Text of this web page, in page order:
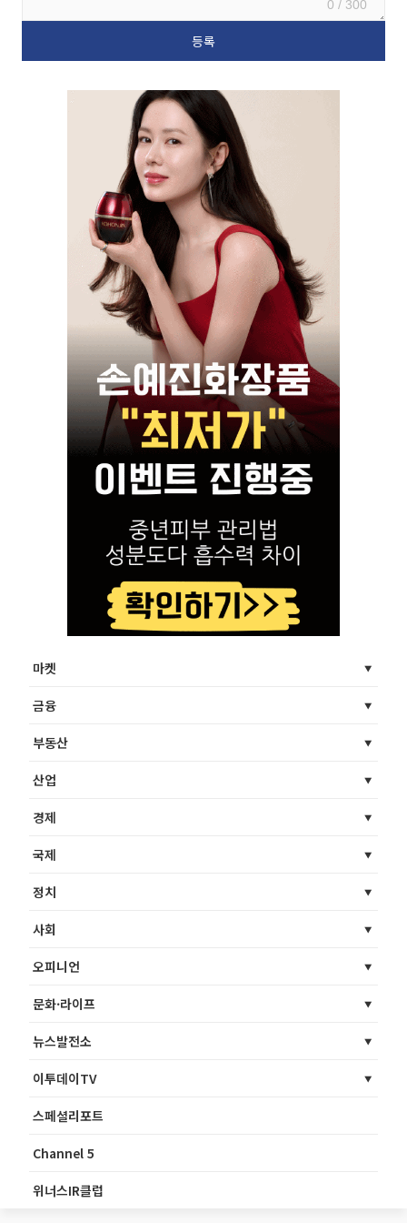
0 / 300
마켓
금융
부동산
산업
경제
국제
정치
사회
오피니언
문화·라이프
뉴스발전소
이투데이TV
스페셜리포트
Channel 5
위너스IR클럽